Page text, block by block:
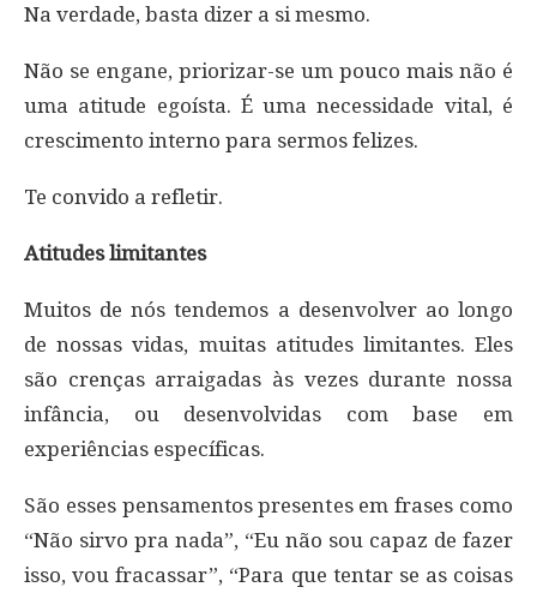
Na verdade, basta dizer a si mesmo.
Não se engane, priorizar-se um pouco mais não é
uma atitude egoísta. É uma necessidade vital, é
crescimento interno para sermos felizes.
Te convido a refletir.
Atitudes limitantes
Muitos de nós tendemos a desenvolver ao longo
de nossas vidas, muitas atitudes limitantes. Eles
são crenças arraigadas às vezes durante nossa
infância, ou desenvolvidas com base em
experiências específicas.
São esses pensamentos presentes em frases como
“Não sirvo pra nada”, “Eu não sou capaz de fazer
isso, vou fracassar”, “Para que tentar se as coisas